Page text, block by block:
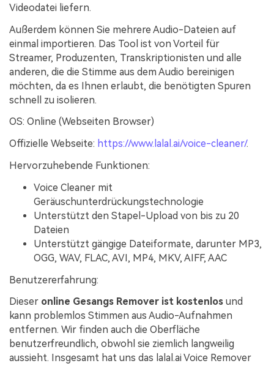
Videodatei liefern.
Außerdem können Sie mehrere Audio-Dateien auf
einmal importieren. Das Tool ist von Vorteil für
Streamer, Produzenten, Transkriptionisten und alle
anderen, die die Stimme aus dem Audio bereinigen
möchten, da es Ihnen erlaubt, die benötigten Spuren
schnell zu isolieren.
OS: Online (Webseiten Browser)
Offizielle Webseite: https://www.lalal.ai/voice-cleaner/.
Hervorzuhebende Funktionen:
Voice Cleaner mit
Geräuschunterdrückungstechnologie
Unterstützt den Stapel-Upload von bis zu 20
Dateien
Unterstützt gängige Dateiformate, darunter MP3,
OGG, WAV, FLAC, AVI, MP4, MKV, AIFF, AAC
Benutzererfahrung:
Dieser online Gesangs Remover ist kostenlos und
kann problemlos Stimmen aus Audio-Aufnahmen
entfernen. Wir finden auch die Oberfläche
benutzerfreundlich, obwohl sie ziemlich langweilig
aussieht. Insgesamt hat uns das lalal.ai Voice Remover